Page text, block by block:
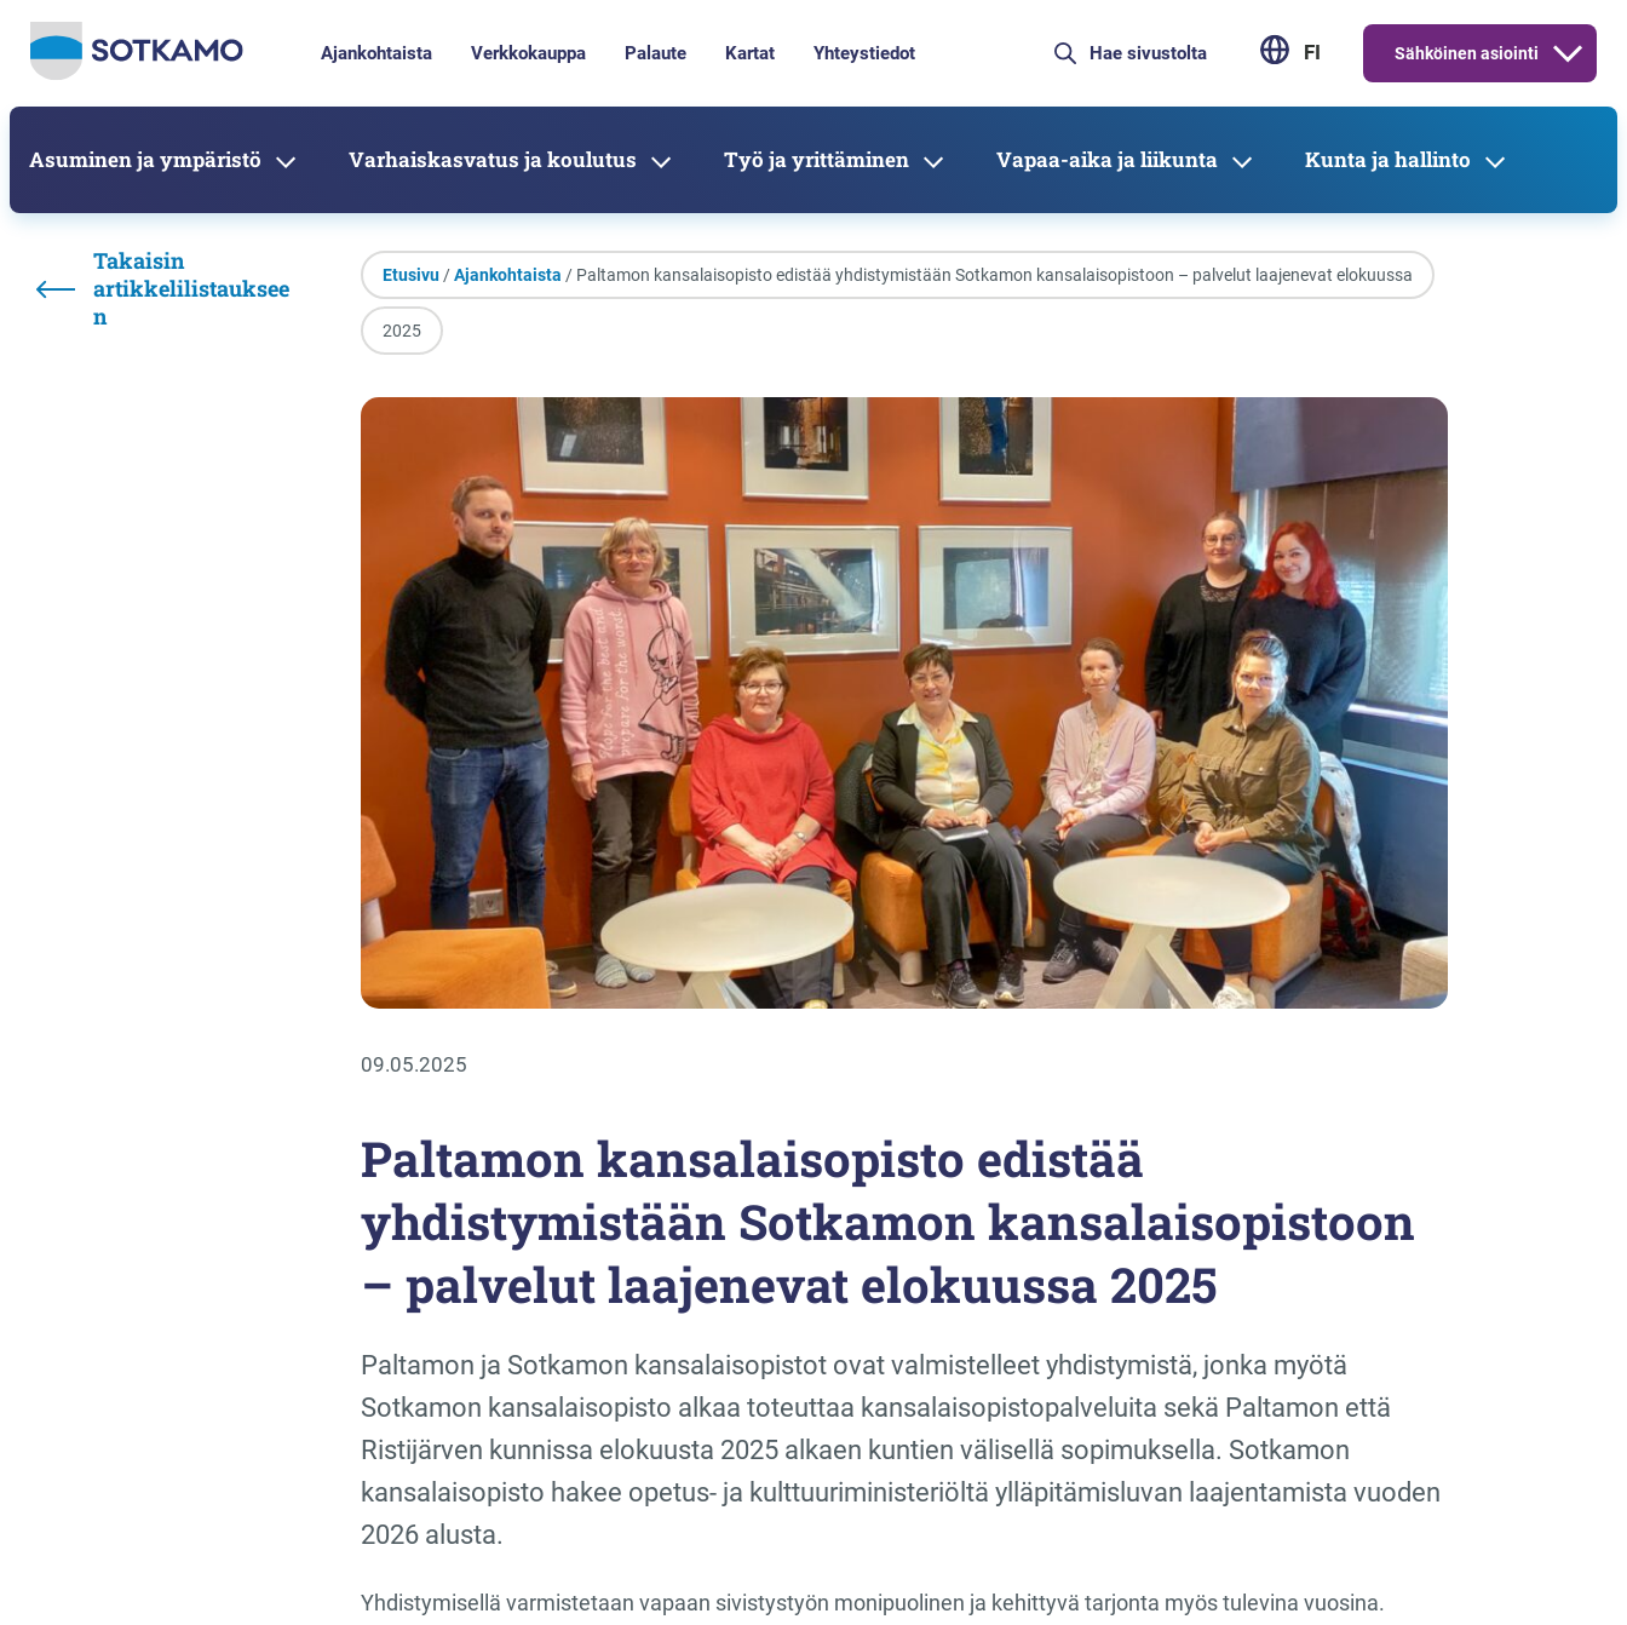
Ajankohtaista Verkkokauppa Palaute Kartat Yhteystiedot FI Sähköinen asiointi
Asuminen ja ympäristö Varhaiskasvatus ja koulutus Työ ja yrittäminen Vapaa-aika ja liikunta Kunta ja hallinto
Takaisin
artikkelilistauksee
n
Etusivu/Ajankohtaista / Paltamon kansalaisopisto edistää yhdistymistään Sotkamon kansalaisopistoon – palvelut laajenevat elokuussa
2025
09.05.2025
Paltamon kansalaisopisto edistää
yhdistymistään Sotkamon kansalaisopistoon
– palvelut laajenevat elokuussa 2025
Paltamon ja Sotkamon kansalaisopistot ovat valmistelleet yhdistymistä, jonka myötä
Sotkamon kansalaisopisto alkaa toteuttaa kansalaisopistopalveluita sekä Paltamon että
Ristijärven kunnissa elokuusta 2025 alkaen kuntien välisellä sopimuksella. Sotkamon
kansalaisopisto hakee opetus- ja kulttuuriministeriöltä ylläpitämisluvan laajentamista vuoden
2026 alusta.
Yhdistymisellä varmistetaan vapaan sivistystyön monipuolinen ja kehittyvä tarjonta myös tulevina vuosina.